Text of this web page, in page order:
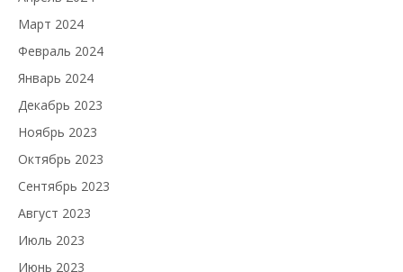
Март 2024
Февраль 2024
Январь 2024
Декабрь 2023
Ноябрь 2023
Октябрь 2023
Сентябрь 2023
Август 2023
Июль 2023
Июнь 2023